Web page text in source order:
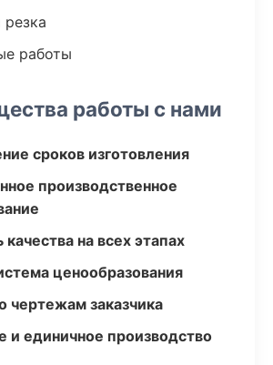
резка
работы
работы с нами
сроков изготовления
производственное
качества на всех этапах
ценообразования
чертежам заказчика
и единичное производство